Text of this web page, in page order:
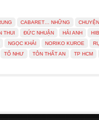
CABARET… NHỮNG
THUI ĐỨC NHUẬN HẢI ANH
NGỌC KHẢI NORIKO KUROE
TỐ NHƯ TÔN THẤT AN TP HCM